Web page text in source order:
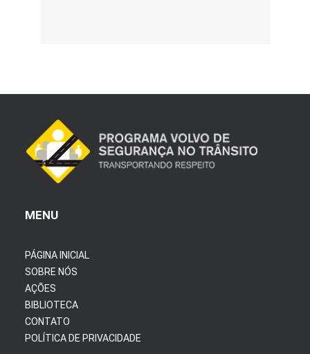
MENU
PÁGINA INICIAL
SOBRE NÓS
AÇÕES
BIBLIOTECA
CONTATO
POLÍTICA DE PRIVACIDADE